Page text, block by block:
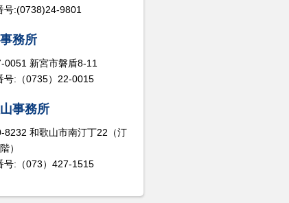
号:(0738)24-9801
務所
0051 新宮市磐盾8-11
号:（0735）22-0015
事務所
8232 和歌山市南汀丁22（汀
）
号:（073）427-1515